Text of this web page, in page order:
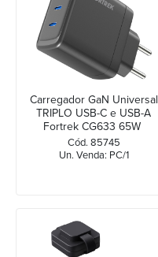
Carregador GaN Universal
TRIPLO USB-C e USB-A
Fortrek CG633 65W
Cód. 85745
Un. Venda: PC/1